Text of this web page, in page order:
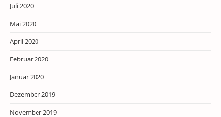
Juli 2020
Mai 2020
April 2020
Februar 2020
Januar 2020
Dezember 2019
November 2019